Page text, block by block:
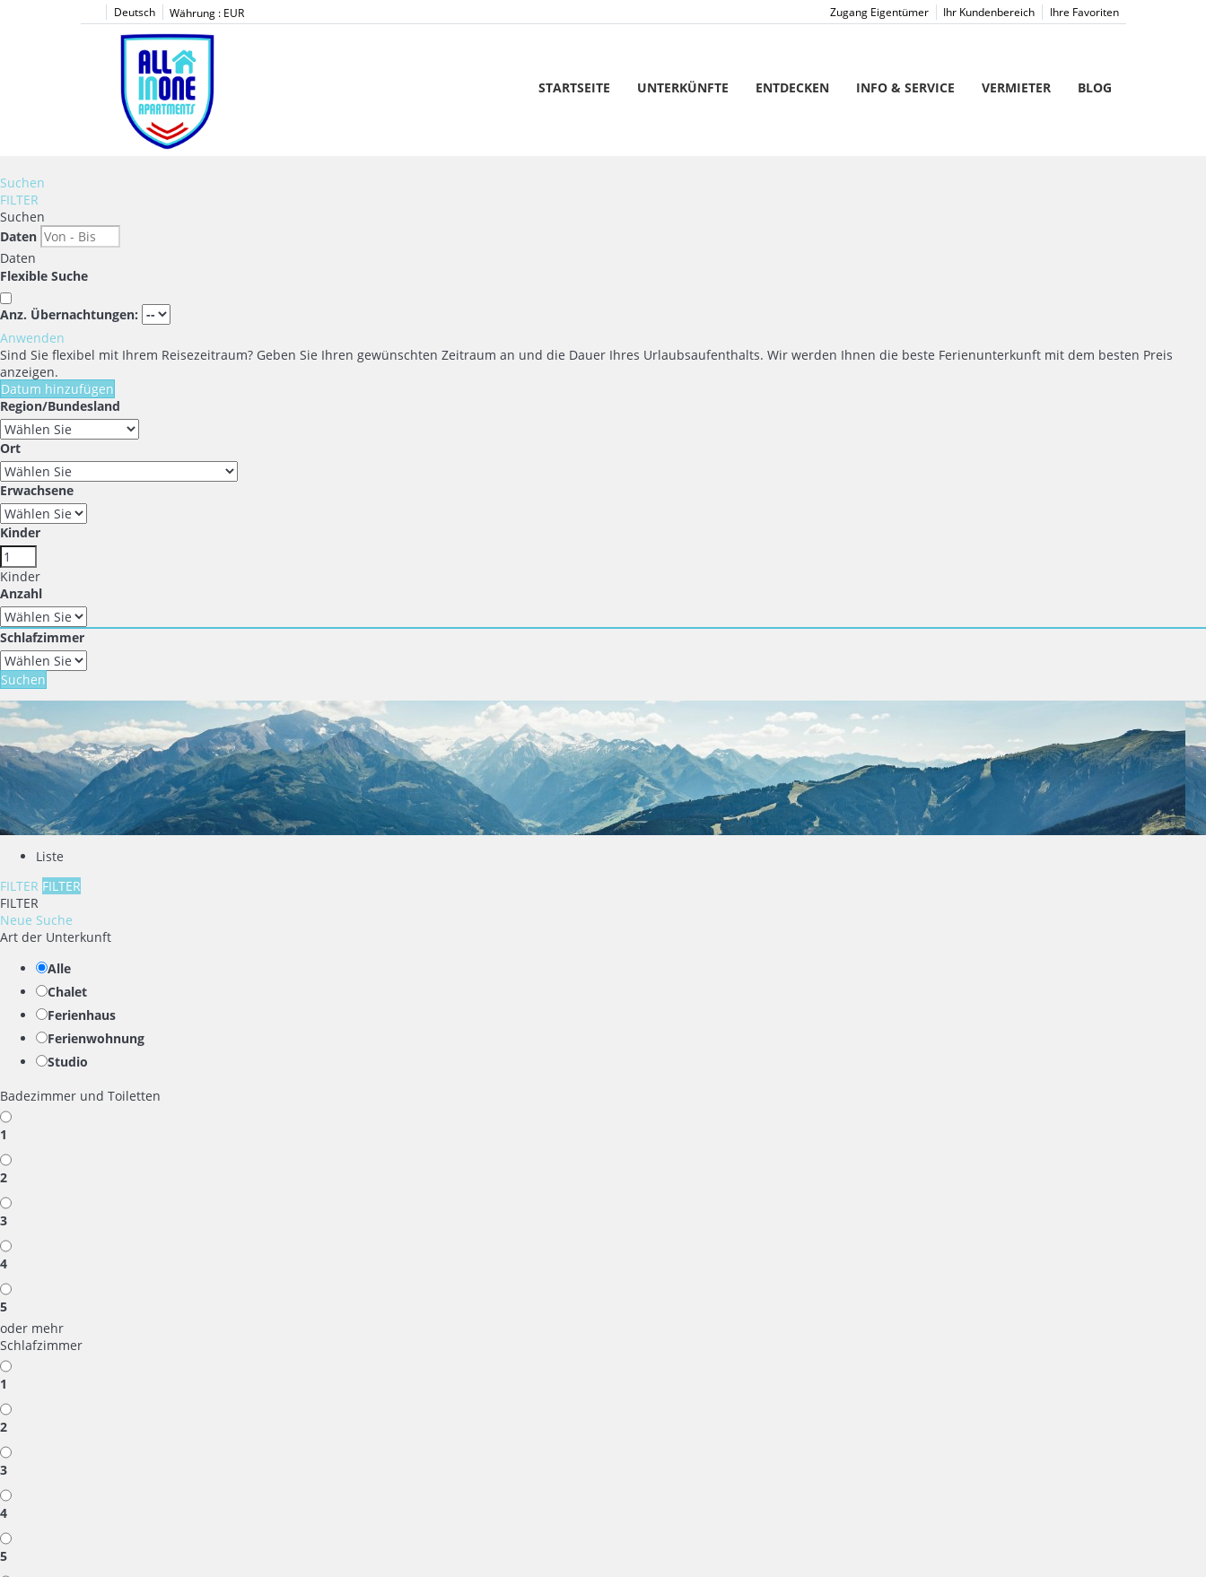
Deutsch Währung : EUR Ihre Favoriten
Ihr Kundenbereich
Zugang Eigentümer
STARTSEITE UNTERKÜNFTE ENTDECKEN INFO & SERVICE VERMIETER BLOG
Suchen
FILTER
Suchen
Daten
Daten
Flexible Suche
Anz. Übernachtungen:
Anwenden
Sind Sie flexibel mit Ihrem Reisezeitraum? Geben Sie Ihren gewünschten Zeitraum an und die Dauer Ihres Urlaubsaufenthalts. Wir werden Ihnen die beste Ferienunterkunft mit dem besten Preis
anzeigen.
Datum hinzufügen
Region/Bundesland
Ort
Erwachsene
Kinder
Kinder
Anzahl
Schlafzimmer
Suchen
Liste
FILTER FILTER
FILTER
Neue Suche
Art der Unterkunft
Alle
Chalet
Ferienhaus
Ferienwohnung
Studio
Badezimmer und Toiletten
1
2
3
4
5
oder mehr
Schlafzimmer
1
2
3
4
5